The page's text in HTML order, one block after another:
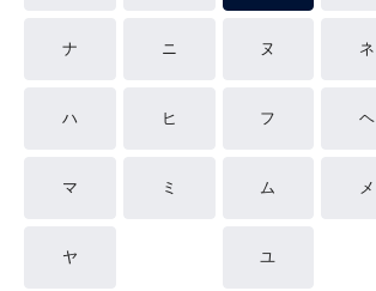
ナ ニ ヌ ネ
ハ ヒ フ ヘ
マ ミ ム メ
ヤ ユ